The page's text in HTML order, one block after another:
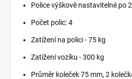
Police výškově nastavitelné po
Počet polic: 4
Zatížení na polici - 75 kg
Zatížení vozíku - 300 kg
Průměr koleček 75 mm, 2